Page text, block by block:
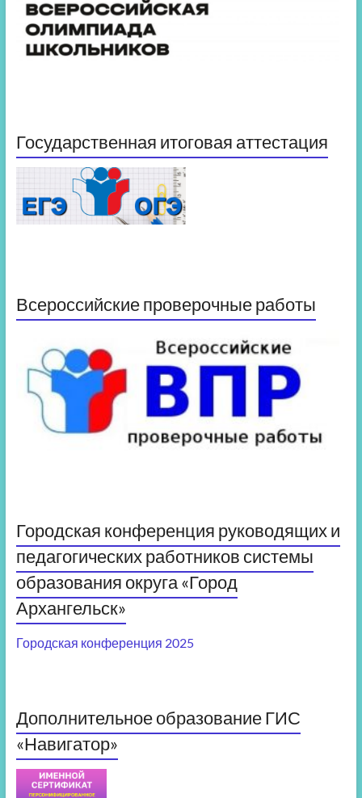
Государственная итоговая аттестация
Всероссийские проверочные работы
Городская конференция руководящих и
педагогических работников системы
образования округа «Город
Архангельск»
Городская конференция 2025
Дополнительное образование ГИС
«Навигатор»